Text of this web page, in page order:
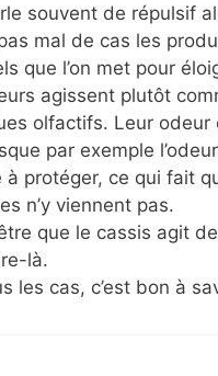
souvent de répulsif
mal de cas les
que l’on met pour
agissent plutôt
olfactifs. Leur odeur
par exemple
à protéger, ce qui fait
n’y viennent pas.
que le cassis agit
là.
les cas, c’est bon à